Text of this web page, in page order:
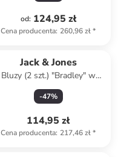
od: 124,95 zł
Cena producenta: 260,96 zł*
Jack & Jones
Bluzy (2 szt.) "Bradley" w
kolorze błękitno-szarym
-47%
114,95 zł
Cena producenta: 217,46 zł*